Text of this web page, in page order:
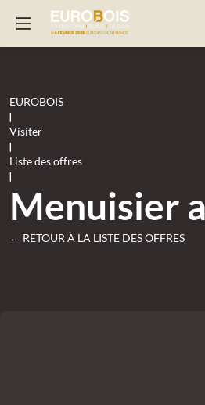
EUROBOIS
|
Visiter
|
Liste des offres
|
Menuisier
← RETOUR À LA LISTE DES OFFRES